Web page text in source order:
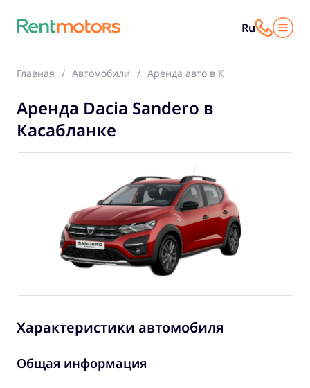
Ru
Главная Автомобили Аренда авто в Касабланке
Аренда Dacia Sandero в
Касабланке
Характеристики автомобиля
Общая информация